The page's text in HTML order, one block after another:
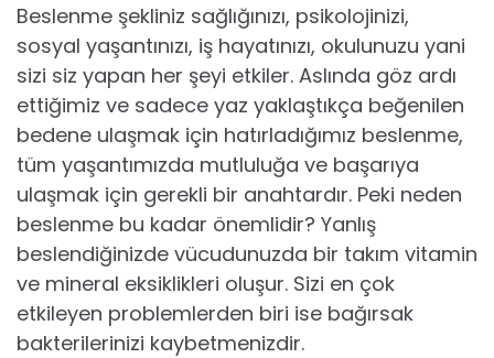
Beslenme şekliniz sağlığınızı, psikolojinizi,
sosyal yaşantınızı, iş hayatınızı, okulunuzu yani
sizi siz yapan her şeyi etkiler. Aslında göz ardı
ettiğimiz ve sadece yaz yaklaştıkça beğenilen
bedene ulaşmak için hatırladığımız beslenme,
tüm yaşantımızda mutluluğa ve başarıya
ulaşmak için gerekli bir anahtardır. Peki neden
beslenme bu kadar önemlidir? Yanlış
beslendiğinizde vücudunuzda bir takım vitamin
ve mineral eksiklikleri oluşur. Sizi en çok
etkileyen problemlerden biri ise bağırsak
bakterilerinizi kaybetmenizdir.